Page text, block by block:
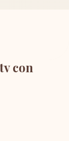
con